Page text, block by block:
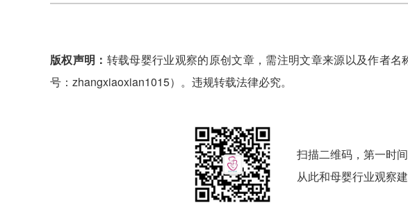
版权声明： 转载母婴行业观察的原创文章，需注明文章来源以及作者
号：zhangxiaoxian1015）。违规转载法律必究。
扫描二维码，第一时
从此和母婴行业观察建